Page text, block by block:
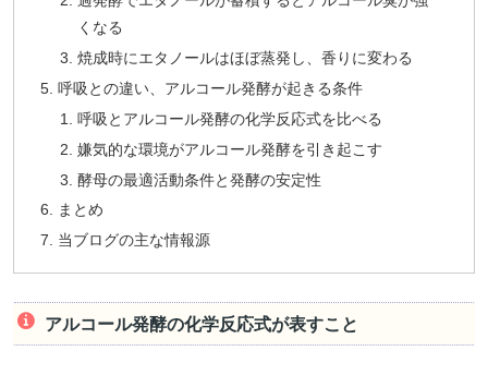
くなる
焼成時にエタノールはほぼ蒸発し、香りに変わる
呼吸との違い、アルコール発酵が起きる条件
呼吸とアルコール発酵の化学反応式を比べる
嫌気的な環境がアルコール発酵を引き起こす
酵母の最適活動条件と発酵の安定性
まとめ
当ブログの主な情報源
アルコール発酵の化学反応式が表すこと